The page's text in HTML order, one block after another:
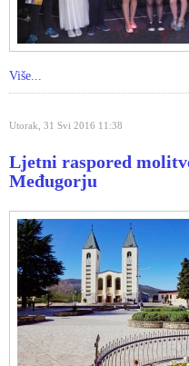
Više...
Utorak, 31 Svi 2016 11:38
Ljetni raspored
Međugorju